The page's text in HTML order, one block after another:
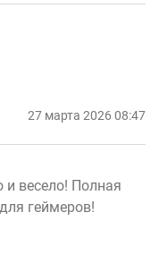
27 марта 2026 08:47
и весело! Полная
геймеров!